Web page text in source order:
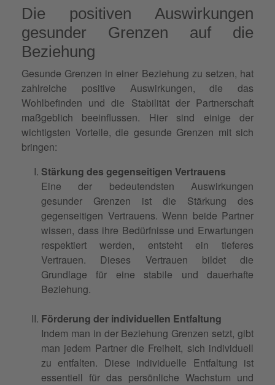
Die positiven Auswirkungen
gesunder Grenzen auf die
Beziehung
Gesunde Grenzen in einer Beziehung zu setzen, hat
zahlreiche positive Auswirkungen, die das
Wohlbefinden und die Stabilität der Partnerschaft
maßgeblich beeinflussen. Hier sind einige der
wichtigsten Vorteile, die gesunde Grenzen mit sich
bringen:
Stärkung des gegenseitigen Vertrauens
Eine der bedeutendsten Auswirkungen
gesunder Grenzen ist die Stärkung des
gegenseitigen Vertrauens. Wenn beide Partner
wissen, dass ihre Bedürfnisse und Erwartungen
respektiert werden, entsteht ein tieferes
Vertrauen. Dieses Vertrauen bildet die
Grundlage für eine stabile und dauerhafte
Beziehung.
Förderung der individuellen Entfaltung
Indem man in der Beziehung Grenzen setzt, gibt
man jedem Partner die Freiheit, sich individuell
zu entfalten. Diese individuelle Entfaltung ist
essentiell für das persönliche Wachstum und